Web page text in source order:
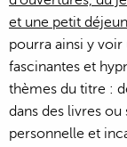
et une petit
pourra ainsi y
fascinantes et
thèmes du titre :
dans des livres
personnelle et